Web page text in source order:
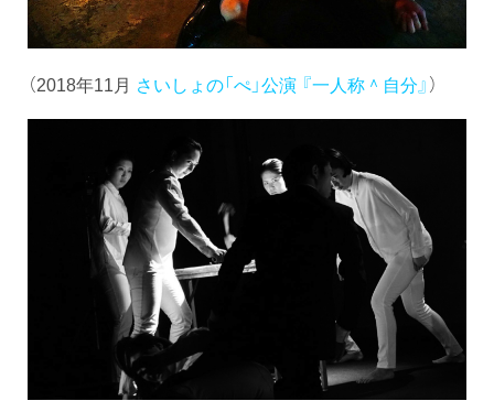
（2018年11月 さいしょの「ぺ」公演 『一人称＾自分』）